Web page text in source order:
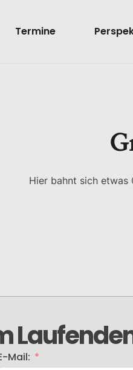
Termine
Hier bahnt sich
Mail: